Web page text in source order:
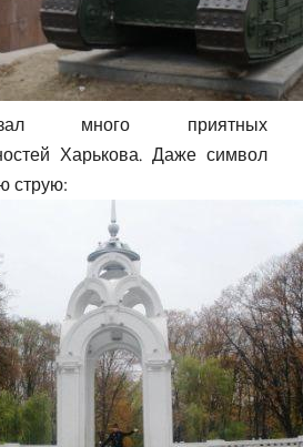
много приятных
Харькова. Даже символ
струю: